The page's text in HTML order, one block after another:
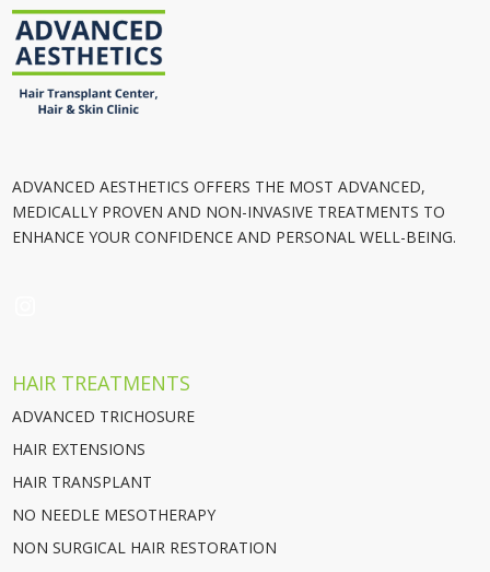
ADVANCED AESTHETICS OFFERS THE MOST ADVANCED,
MEDICALLY PROVEN AND NON-INVASIVE TREATMENTS TO
ENHANCE YOUR CONFIDENCE AND PERSONAL WELL-BEING.
HAIR TREATMENTS
ADVANCED TRICHOSURE
HAIR EXTENSIONS
HAIR TRANSPLANT
NO NEEDLE MESOTHERAPY
NON SURGICAL HAIR RESTORATION